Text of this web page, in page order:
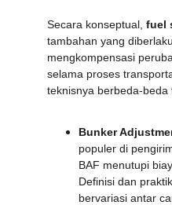
Secara konseptual, fuel
tambahan yang
mengkompensasi
selama proses
teknisnya berbeda-beda
Bunker
populer di
BAF menutupi
Definisi dan
bervariasi antar